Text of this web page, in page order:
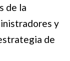
de la
y
de